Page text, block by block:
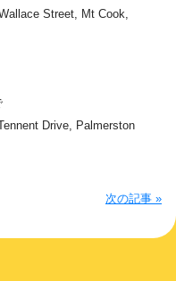
Street, Mt Cook,
Drive, Palmerston
次の記事 »